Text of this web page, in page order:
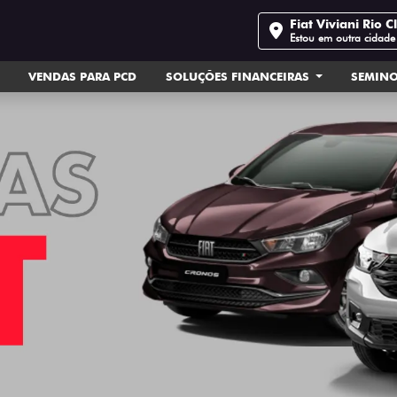
Fiat Viviani Rio
Estou em outra cidade
VENDAS PARA PCD SOLUÇÕES FINANCEIRAS